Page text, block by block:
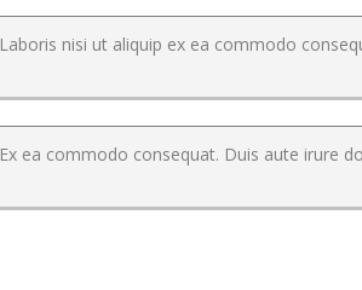
Laboris nisi ut aliquip ex ea commodo
Ex ea commodo consequat. Duis aute irure